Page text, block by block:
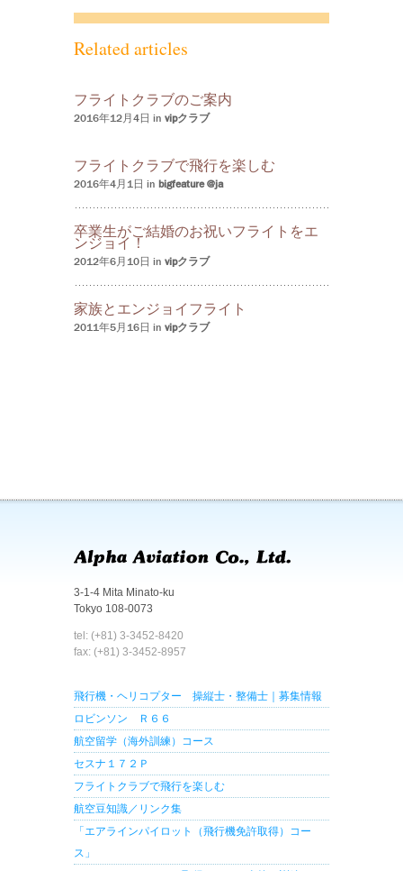
Related articles
フライトクラブのご案内
2016年12月4日 in vipクラブ
フライトクラブで飛行を楽しむ
2016年4月1日 in bigfeature @ja
卒業生がご結婚のお祝いフライトをエ
ンジョイ！
2012年6月10日 in vipクラブ
家族とエンジョイフライト
2011年5月16日 in vipクラブ
3-1-4 Mita Minato-ku
Tokyo 108-0073
tel: (+81) 3-3452-8420
fax: (+81) 3-3452-8957
飛行機・ヘリコプター 操縦士・整備士｜募集情報
ロビンソン Ｒ６６
航空留学（海外訓練）コース
セスナ１７２Ｐ
フライトクラブで飛行を楽しむ
航空豆知識／リンク集
「エアラインパイロット（飛行機免許取得）コー
ス」